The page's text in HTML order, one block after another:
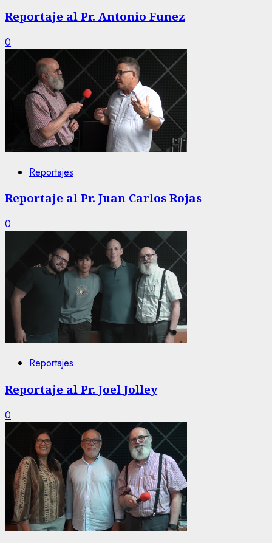
Reportaje al Pr. Antonio Funez
0
Reportajes
Reportaje al Pr. Juan Carlos Rojas
0
Reportajes
Reportaje al Pr. Joel Jolley
0